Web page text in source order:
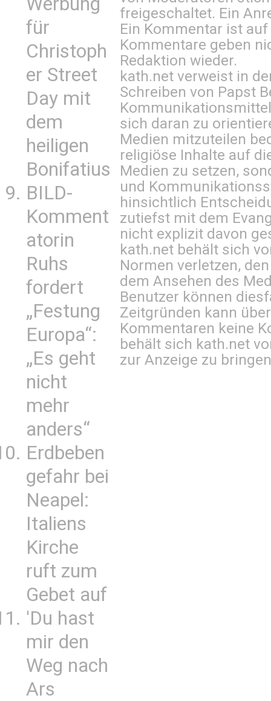
für
Christoph
er Street
Day mit
dem
heiligen
Bonifatius
BILD-
Komment
atorin
Ruhs
fordert
„Festung
Europa“:
„Es geht
nicht
mehr
anders“
Erdbeben
gefahr bei
Neapel:
Italiens
Kirche
ruft zum
Gebet auf
'Du hast
mir den
Weg nach
Ars
freigeschaltet. Ein
Ein Kommentar ist
Kommentare geben
Redaktion wieder.
kath.net verweist in
Schreiben von Papst
sich daran zu
Medien mitzuteilen
religiöse Inhalte auf
Medien zu setzen,
und
hinsichtlich
zutiefst mit dem
nicht explizit davon
kath.net behält sich
Normen verletzen,
dem Ansehen des
Benutzer können
Zeitgründen kann
Kommentaren keine
behält sich kath.net
zur Anzeige zu